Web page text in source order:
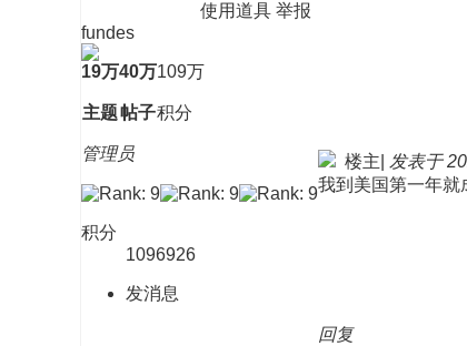
使用道具 举报
fundes
19万
主题
40万
帖子
109万
积分
管理员
积分
1096926
发消息
楼主 发表于
我到美国第一年就
回复